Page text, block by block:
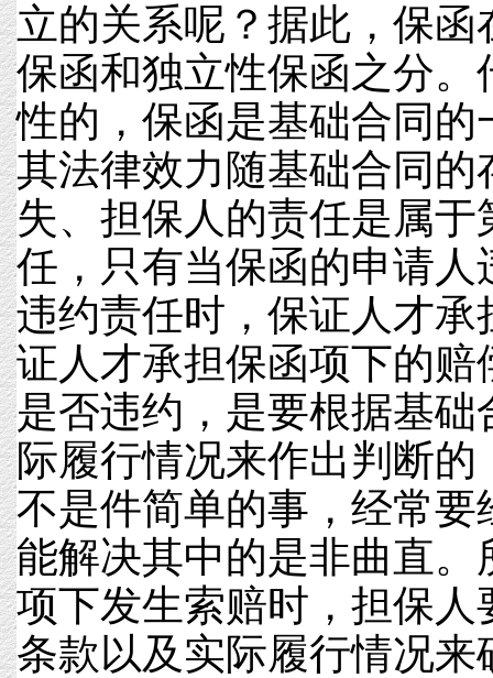
立的关系呢？据此，保
保函和独立性保函之分。
性的，保函是基础合同的
其法律效力随基础合同的
失、担保人的责任是属于
任，只有当保函的申请人
违约责任时，保证人才承
证人才承担保函项下的赔
是否违约，是要根据基
际履行情况来作出判断
不是件简单的事，经常要
能解决其中的是非曲直
项下发生索赔时，担保人
条款以及实际履行情况来